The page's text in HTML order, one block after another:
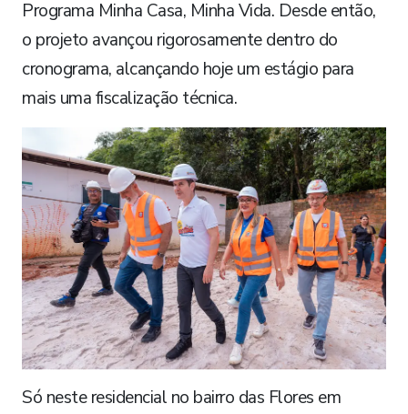
Programa Minha Casa, Minha Vida. Desde então,
o projeto avançou rigorosamente dentro do
cronograma, alcançando hoje um estágio para
mais uma fiscalização técnica.
Só neste residencial no bairro das Flores em